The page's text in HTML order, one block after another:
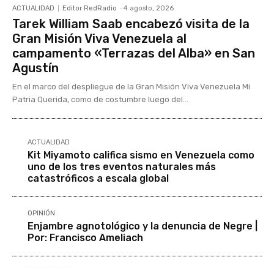
ACTUALIDAD Editor RedRadio - 4 agosto, 2026
Tarek William Saab encabezó visita de la
Gran Misión Viva Venezuela al
campamento «Terrazas del Alba» en San
Agustín
En el marco del despliegue de la Gran Misión Viva Venezuela Mi
Patria Querida, como de costumbre luego del...
ACTUALIDAD
Kit Miyamoto califica sismo en Venezuela como
uno de los tres eventos naturales más
catastróficos a escala global
OPINIÓN
Enjambre agnotológico y la denuncia de Negre |
Por: Francisco Ameliach